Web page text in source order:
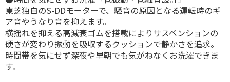
東芝独自のS-DDモーターで、騒音の原因となる運転時のギ
ア音やうなり音を抑えます。
横揺れを抑える高減衰ゴムを搭載によりサスペンションの
硬さが変わり振動を吸収するクッションで静かさを追求。
時間帯を気にせず深夜や早朝でも気がねなくお洗濯できま
す。